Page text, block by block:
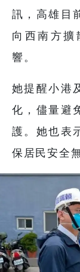
訊，高雄目
向西南方擴
響。
她提醒小港
化，儘量避
護。她也表
保居民安全